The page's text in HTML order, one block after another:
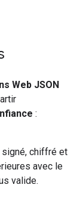
Web JSON
:
signé, chiffré et
avec le
valide.